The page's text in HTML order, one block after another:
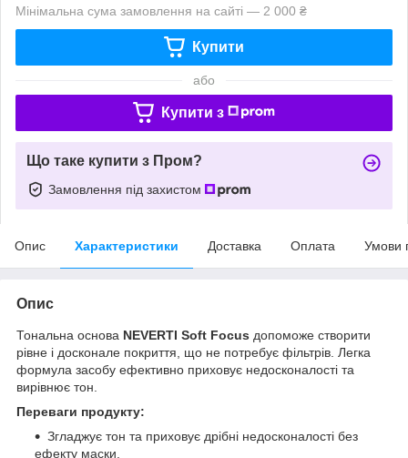
Мінімальна сума замовлення на сайті — 2 000 ₴
Купити
або
Купити з
Що таке купити з Пром?
Замовлення під захистом
Опис Характеристики Доставка Оплата Умови
Опис
Тональна основа NEVERTI Soft Focus допоможе створити
рівне і досконале покриття, що не потребує фільтрів. Легка
формула засобу ефективно приховує недосконалості та
вирівнює тон.
Переваги продукту:
Згладжує тон та приховує дрібні недосконалості без
ефекту маски.